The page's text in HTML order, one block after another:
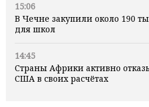
15:06
В Чечне закупили около 190
для школ
14:45
Страны Африки активно
США в своих расчётах